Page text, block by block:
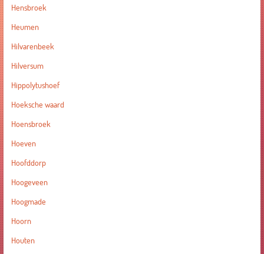
Hensbroek
Heumen
Hilvarenbeek
Hilversum
Hippolytushoef
Hoeksche waard
Hoensbroek
Hoeven
Hoofddorp
Hoogeveen
Hoogmade
Hoorn
Houten